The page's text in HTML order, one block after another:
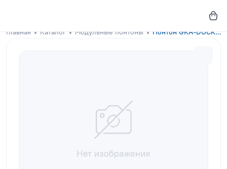
Главная Каталог Модульные понтоны Понтон GKA-DOCKS 300x100 Yellow